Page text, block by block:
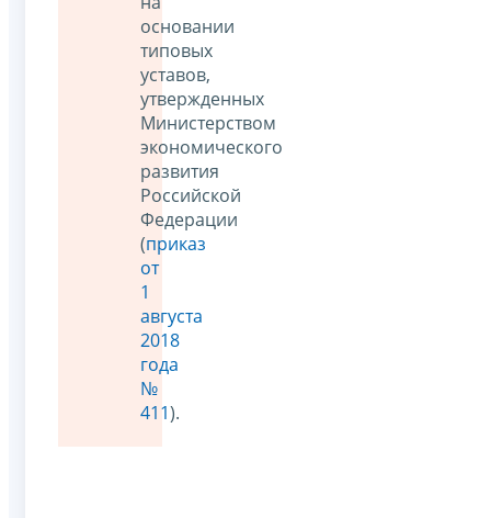
основании
типовых
уставов,
утвержденных
Министерством
экономического
развития
Российской
Федерации
(приказ
от
1
августа
2018
года
№
411).